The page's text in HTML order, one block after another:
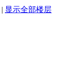
| 显示全部楼层